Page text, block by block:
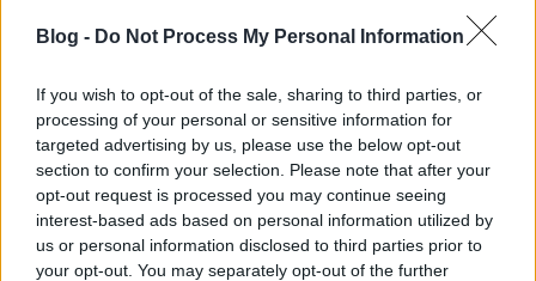
Blog - Do Not Process My Personal Information
If you wish to opt-out of the sale, sharing to third parties, or
processing of your personal or sensitive information for
targeted advertising by us, please use the below opt-out
section to confirm your selection. Please note that after your
opt-out request is processed you may continue seeing
interest-based ads based on personal information utilized by
us or personal information disclosed to third parties prior to
your opt-out. You may separately opt-out of the further
Ilyen nincs: Hernádi Judit dudái
életre keltek! [18+]
A Bors a Facebookon találta meg a színésznő
domborulatait
-Szűcs Gyula-•2013. április 15.